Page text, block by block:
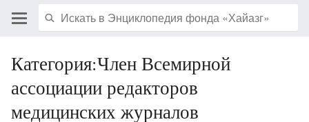
Категория:Член Всемирной
ассоциации редакторов
медицинских журналов